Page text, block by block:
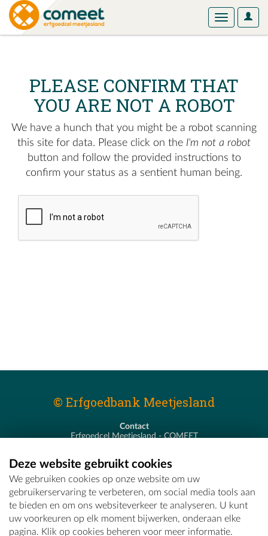
User
Toggle
PLEASE CONFIRM THAT
YOU ARE NOT A ROBOT
We have a hunch that you might be a robot scanning
this site for data. Please click on the I'm not a robot
button and follow the provided instructions to
confirm your status as a sentient human being.
© Erfgoedbank Meetjesland
Contact
Erfgoedcel Meetjesland - COMEET
T - 09 373 75 96
E -erfgoedcel@comeet.be
Deze website gebruikt cookies
We gebruiken cookies op onze website om uw
gebruikerservaring te verbeteren, om social media tools aan
te bieden en om ons websiteverkeer te analyseren. U kunt
uw voorkeuren op elk moment bijwerken, onderaan elke
pagina. Klik op cookies beheren voor meer informatie.